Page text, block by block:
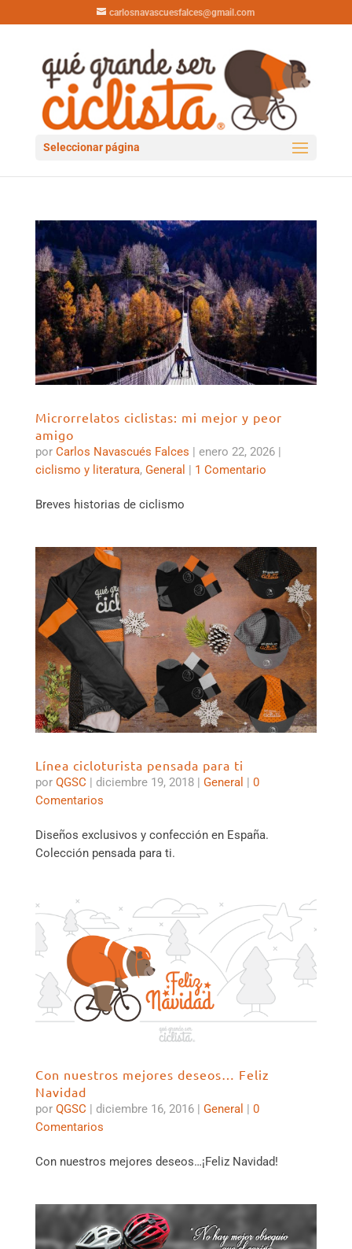
carlosnavascuesfalces@gmail.com
Seleccionar página
Microrrelatos ciclistas: mi mejor y peor
amigo
por Carlos Navascués Falces | enero 22, 2026 |
ciclismo y literatura, General | 1 Comentario
Breves historias de ciclismo
Línea cicloturista pensada para ti
por QGSC | diciembre 19, 2018 | General | 0
Comentarios
Diseños exclusivos y confección en España.
Colección pensada para ti.
Con nuestros mejores deseos… Feliz
Navidad
por QGSC | diciembre 16, 2016 | General | 0
Comentarios
Con nuestros mejores deseos…¡Feliz Navidad!